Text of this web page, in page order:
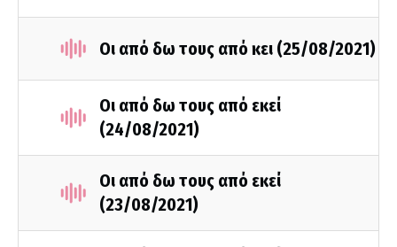
Οι από δω τους από κει (25/08/2021)
Οι από δω τους από εκεί
(24/08/2021)
Οι από δω τους από εκεί
(23/08/2021)